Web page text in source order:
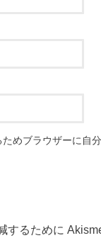
めブラウザーに自
するために